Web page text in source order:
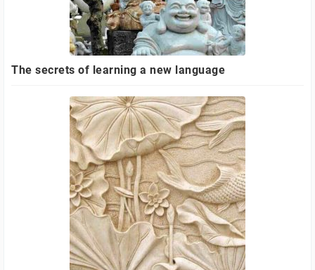
The secrets of learning a new language